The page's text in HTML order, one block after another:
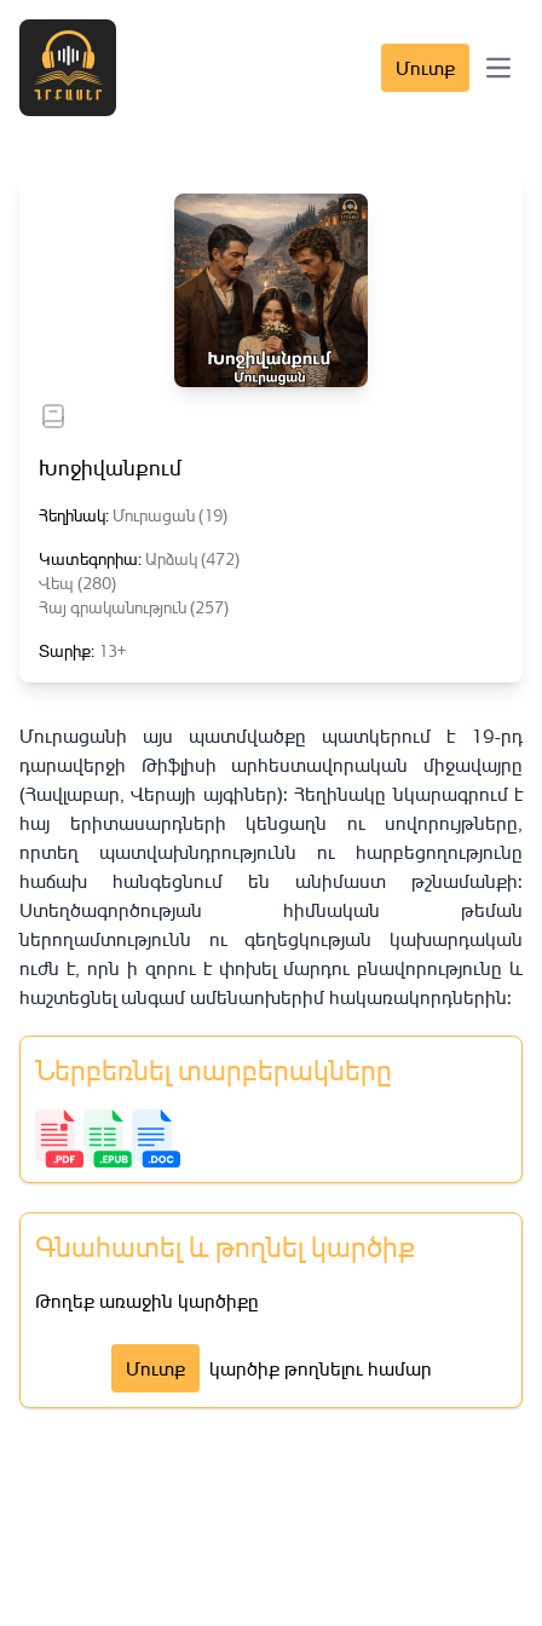
Մուտք Open
Խոջիվանքում
Հեղինակ: Մուրացան (19)
Կատեգորիա: Արձակ (472)
Վեպ (280)
Հայ գրականություն (257)
Տարիք: 13+
Մուրացանի այս պատմվածքը պատկերում է 19-րդ
դարավերջի Թիֆլիսի արհեստավորական միջավայրը
(Հավլաբար, Վերայի այգիներ): Հեղինակը նկարագրում է
հայ երիտասարդների կենցաղն ու սովորույթները,
որտեղ պատվախնդրությունն ու հարբեցողությունը
հաճախ հանգեցնում են անիմաստ թշնամանքի:
Ստեղծագործության հիմնական թեման
ներողամտությունն ու գեղեցկության կախարդական
ուժն է, որն ի զորու է փոխել մարդու բնավորությունը և
հաշտեցնել անգամ ամենաոխերիմ հակառակորդներին:
Ներբեռնել տարբերակները
Գնահատել և թողնել կարծիք
Թողեք առաջին կարծիքը
Մուտք կարծիք թողնելու համար